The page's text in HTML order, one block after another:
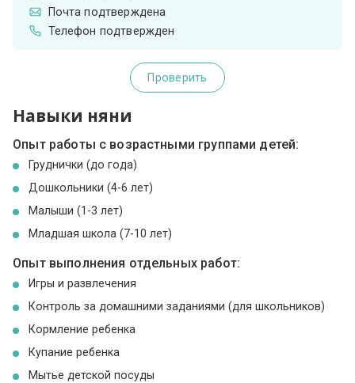
Почта подтверждена
Телефон подтвержден
Проверить
Навыки няни
Опыт работы с возрастными группами детей:
Груднички (до года)
Дошкольники (4-6 лет)
Малыши (1-3 лет)
Младшая школа (7-10 лет)
Опыт выполнения отдельных работ:
Игры и развлечения
Контроль за домашними заданиями (для школьников)
Кормление ребенка
Купание ребенка
Мытье детской посуды